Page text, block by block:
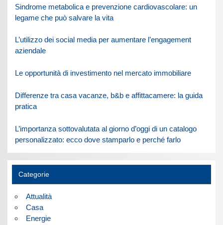
Sindrome metabolica e prevenzione cardiovascolare: un
legame che può salvare la vita
L’utilizzo dei social media per aumentare l’engagement
aziendale
Le opportunità di investimento nel mercato immobiliare
Differenze tra casa vacanze, b&b e affittacamere: la guida
pratica
L’importanza sottovalutata al giorno d’oggi di un catalogo
personalizzato: ecco dove stamparlo e perché farlo
Categorie
Attualità
Casa
Energie